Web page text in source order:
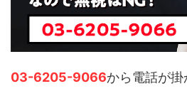
03-6205-9066から電話が掛